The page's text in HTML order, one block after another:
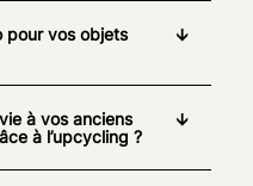
pour vos objets
à vos anciens
à l’upcycling ?